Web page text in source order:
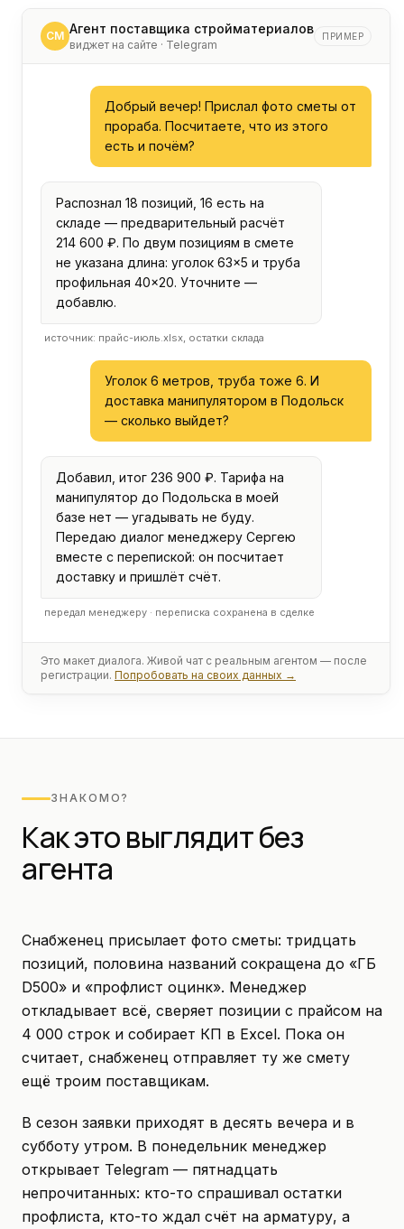
СМ Агент поставщика стройматериалов
виджет на сайте · Telegram
ПРИМЕР
Добрый вечер! Прислал фото сметы от
прораба. Посчитаете, что из этого
есть и почём?
Распознал 18 позиций, 16 есть на
складе — предварительный расчёт
214 600 ₽. По двум позициям в смете
не указана длина: уголок 63×5 и труба
профильная 40×20. Уточните —
добавлю.
источник: прайс-июль.xlsx, остатки склада
Уголок 6 метров, труба тоже 6. И
доставка манипулятором в Подольск
— сколько выйдет?
Добавил, итог 236 900 ₽. Тарифа на
манипулятор до Подольска в моей
базе нет — угадывать не буду.
Передаю диалог менеджеру Сергею
вместе с перепиской: он посчитает
доставку и пришлёт счёт.
передал менеджеру · переписка сохранена в сделке
Это макет диалога. Живой чат с реальным агентом — после
регистрации. Попробовать на своих данных →
ЗНАКОМО?
Как это выглядит без
агента
Снабженец присылает фото сметы: тридцать
позиций, половина названий сокращена до «ГБ
D500» и «профлист оцинк». Менеджер
откладывает всё, сверяет позиции с прайсом на
4 000 строк и собирает КП в Excel. Пока он
считает, снабженец отправляет ту же смету
ещё троим поставщикам.
В сезон заявки приходят в десять вечера и в
субботу утром. В понедельник менеджер
открывает Telegram — пятнадцать
непрочитанных: кто-то спрашивал остатки
профлиста, кто-то ждал счёт на арматуру, а